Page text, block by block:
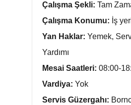
Çalışma Şekli: Tam
Çalışma Konumu: İş
Yan Haklar: Yemek,
Yardımı
Mesai Saatleri: 08:00-
Vardiya: Yok
Servis Güzergahı: